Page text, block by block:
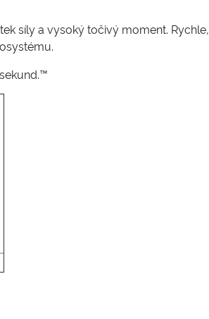
síly a vysoký točivý moment. Rychle,